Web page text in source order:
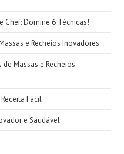
Chef: Domine 6 Técnicas!
e Recheios Inovadores
de Massas e Recheios
Fácil
e Saudável